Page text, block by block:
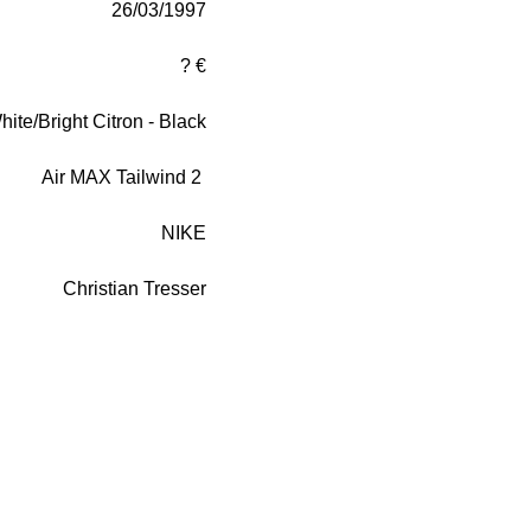
26/03/1997
? €
Bright Citron - Black
Air MAX Tailwind 2
NIKE
Christian Tresser